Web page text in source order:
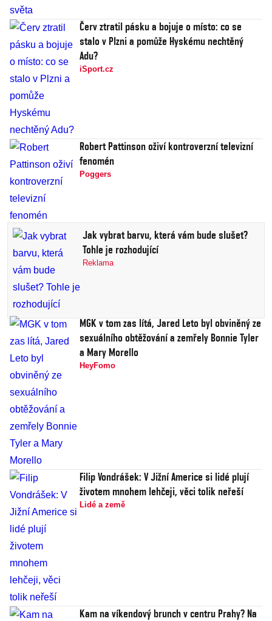
Červ ztratil pásku a bojuje o místo: co se
stalo v Plzni a pomůže Hyskému nechtěný
Adu?
iSport.cz
Robert Pattinson oživí kontroverzní televizní
fenomén
Poggers
Jak vybrat barvu, která vám bude slušet?
Tohle je rozhodující
Reklama
MGK v tom zas lítá, Jared Leto byl obviněný ze
sexuálního obtěžování a zemřely Bonnie Tyler
a Mary Morello
HeyFomo
Filip Vondrášek: V Jižní Americe si lidé plují
životem mnohem lehčeji, věci tolik neřeší
Lidé a země
Kam na víkendový brunch v centru Prahy? Na